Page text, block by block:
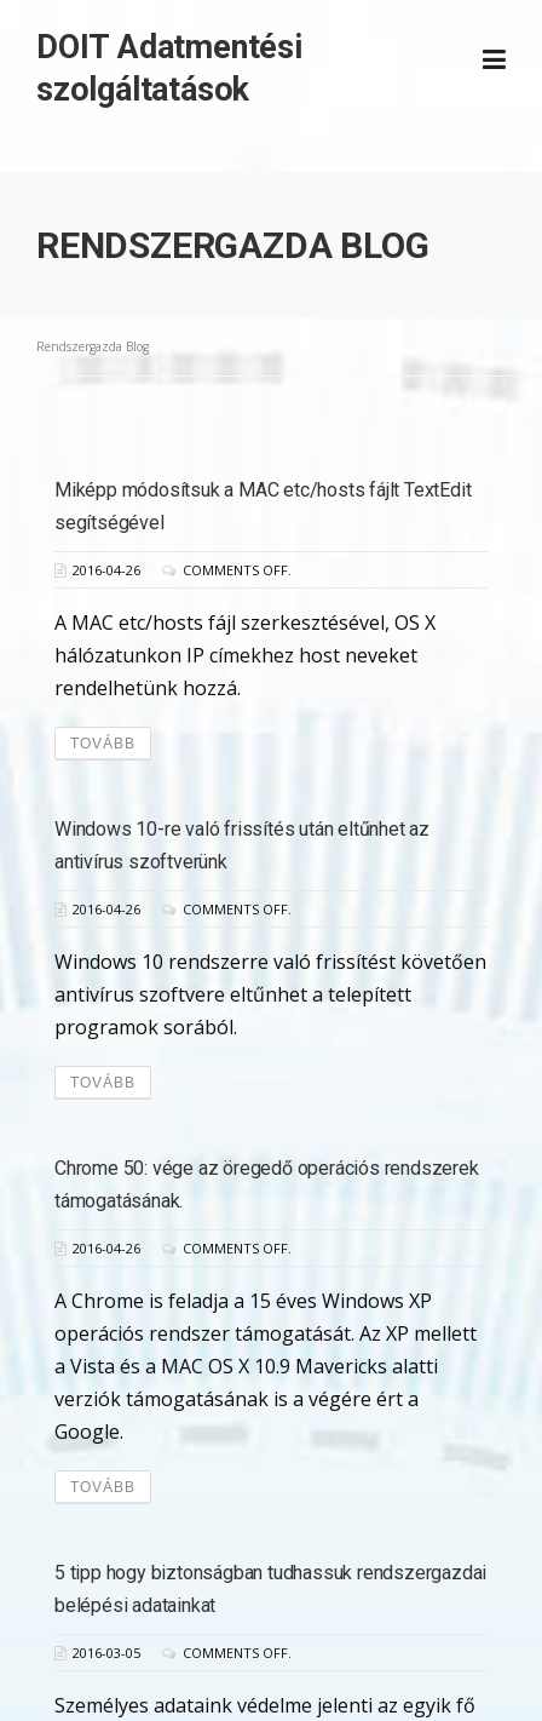
content
DOIT Adatmentési
szolgáltatások
RENDSZERGAZDA BLOG
Rendszergazda Blog
Miképp módosítsuk a MAC etc/hosts fájlt TextEdit
segítségével
2016-04-26 COMMENTS OFF.
A MAC etc/hosts fájl szerkesztésével, OS X
hálózatunkon IP címekhez host neveket
rendelhetünk hozzá.
TOVÁBB
Windows 10-re való frissítés után eltűnhet az
antivírus szoftverünk
2016-04-26 COMMENTS OFF.
Windows 10 rendszerre való frissítést követően
antivírus szoftvere eltűnhet a telepített
programok sorából.
TOVÁBB
Chrome 50: vége az öregedő operációs rendszerek
támogatásának.
2016-04-26 COMMENTS OFF.
A Chrome is feladja a 15 éves Windows XP
operációs rendszer támogatását. Az XP mellett
a Vista és a MAC OS X 10.9 Mavericks alatti
verziók támogatásának is a végére ért a
Google.
TOVÁBB
5 tipp hogy biztonságban tudhassuk rendszergazdai
belépési adatainkat
2016-03-05 COMMENTS OFF.
Személyes adataink védelme jelenti az egyik fő